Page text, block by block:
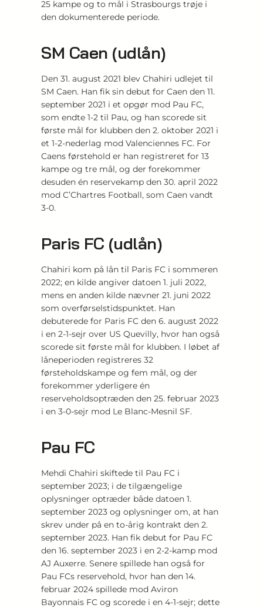
25 kampe og to mål i Strasbourgs trøje i
den dokumenterede periode.
SM Caen (udlån)
Den 31. august 2021 blev Chahiri udlejet til
SM Caen. Han fik sin debut for Caen den 11.
september 2021 i et opgør mod Pau FC,
som endte 1-2 til Pau, og han scorede sit
første mål for klubben den 2. oktober 2021 i
et 1-2-nederlag mod Valenciennes FC. For
Caens førstehold er han registreret for 13
kampe og tre mål, og der forekommer
desuden én reservekamp den 30. april 2022
mod C’Chartres Football, som Caen vandt
3-0.
Paris FC (udlån)
Chahiri kom på lån til Paris FC i sommeren
2022; en kilde angiver datoen 1. juli 2022,
mens en anden kilde nævner 21. juni 2022
som overførselstidspunktet. Han
debuterede for Paris FC den 6. august 2022
i en 2-1-sejr over US Quevilly, hvor han også
scorede sit første mål for klubben. I løbet af
låneperioden registreres 32
førsteholdskampe og fem mål, og der
forekommer yderligere én
reserveholdsoptræden den 25. februar 2023
i en 3-0-sejr mod Le Blanc-Mesnil SF.
Pau FC
Mehdi Chahiri skiftede til Pau FC i
september 2023; i de tilgængelige
oplysninger optræder både datoen 1.
september 2023 og oplysninger om, at han
skrev under på en to-årig kontrakt den 2.
september 2023. Han fik debut for Pau FC
den 16. september 2023 i en 2-2-kamp mod
AJ Auxerre. Senere spillede han også for
Pau FCs reservehold, hvor han den 14.
februar 2024 spillede mod Aviron
Bayonnais FC og scorede i en 4-1-sejr; dette